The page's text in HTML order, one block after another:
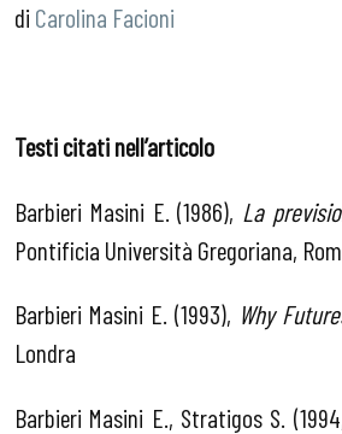
di Carolina Facioni
Testi citati nell’articolo
Barbieri Masini E. (1986), La
Pontificia Università Gregoriana,
Barbieri Masini E. (1993), Why
Londra
Barbieri Masini E., Stratigos S.